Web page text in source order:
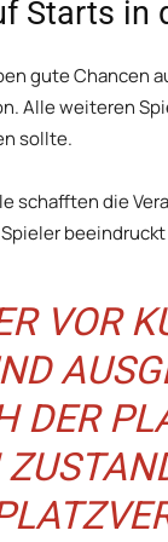
Starts in
gute Chancen
Alle weiteren
sollte.
schafften die
VOR
DER